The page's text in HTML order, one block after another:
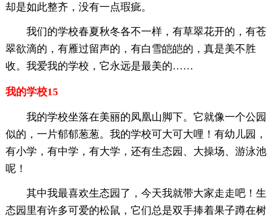
却是如此整齐，没有一点瑕疵。
我们的学校春夏秋冬各不一样，有草翠花开的，有苍
翠欲滴的，有雁过留声的，有白雪皑皑的，真是美不胜
收。我爱我的学校，它永远是最美的……
我的学校15
我的学校坐落在美丽的凤凰山脚下。它就像一个公园
似的，一片郁郁葱葱。我的学校可大可大哩！有幼儿园，
有小学，有中学，有大学，还有生态园、大操场、游泳池
呢！
其中我最喜欢生态园了，今天我就带大家走走吧！生
态园里有许多可爱的松鼠，它们总是双手捧着果子蹲在树